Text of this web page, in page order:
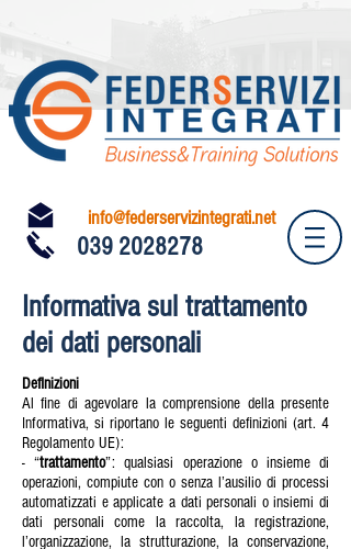
info@federservizintegrati.net
039 2028278
Informativa sul trattamento
dei dati personali
Definizioni
Al fine di agevolare la comprensione della presente
Informativa, si riportano le seguenti definizioni (art. 4
Regolamento UE):
- “trattamento”: qualsiasi operazione o insieme di
operazioni, compiute con o senza l’ausilio di processi
automatizzati e applicate a dati personali o insiemi di
dati personali come la raccolta, la registrazione,
l’organizzazione, la strutturazione, la conservazione,